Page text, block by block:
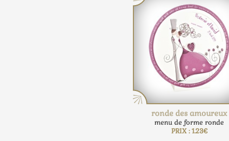
ronde des amoureux
menu de forme ronde
PRIX : 1.23€